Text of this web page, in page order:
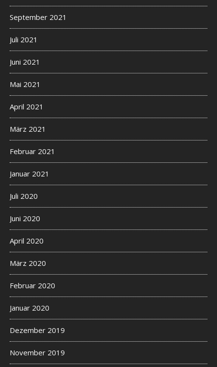
September 2021
Juli 2021
Juni 2021
Mai 2021
April 2021
März 2021
Februar 2021
Januar 2021
Juli 2020
Juni 2020
April 2020
März 2020
Februar 2020
Januar 2020
Dezember 2019
November 2019